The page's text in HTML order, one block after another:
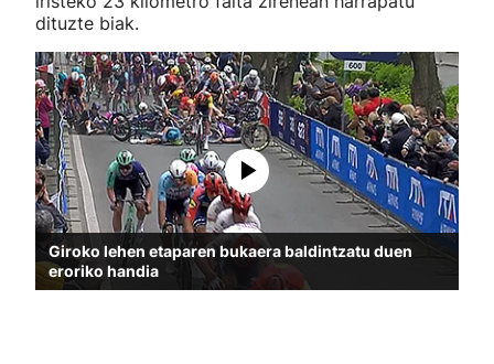
dituzte biak.
Giroko lehen etaparen bukaera baldintzatu duen
eroriko handia